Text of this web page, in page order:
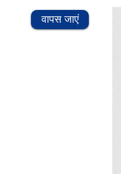
वापस जाएं